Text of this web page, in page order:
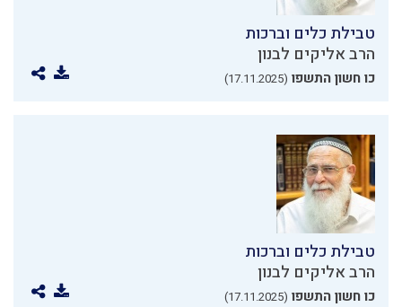
טבילת כלים וברכות
הרב אליקים לבנון
כו חשון התשפו (17.11.2025)
טבילת כלים וברכות
הרב אליקים לבנון
כו חשון התשפו (17.11.2025)